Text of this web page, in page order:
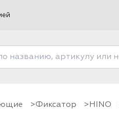
фиксатор HINO